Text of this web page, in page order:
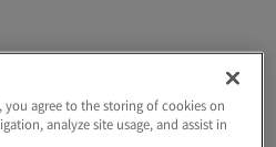
く御礼申し上げます。
you agree to the storing of cookies on
analyze site usage, and assist in